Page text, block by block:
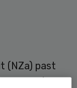
(NZa) past
van de